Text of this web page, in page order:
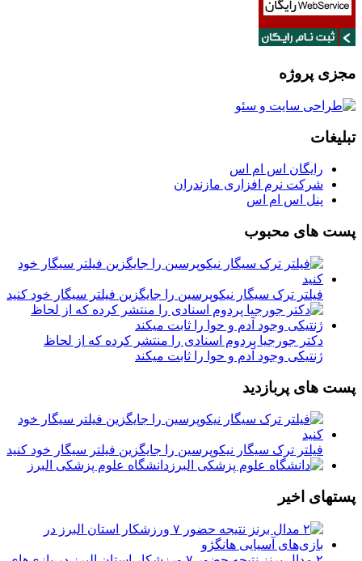
مجزی پروژه
تبلیغات
رایگان اس ام اس
شرکت نرم افزاری مازندران
پنل اس ام اس
پست های محبوب
فیلتر ترک سیگار نیکوپرسین را جایگزین فیلتر سیگار خود کنید
دکتر جورجیا پردوم اسنادی را منتشر کرده که از لحاظ
ژنتیکی وجود آدم و حوا را ثابت میکند
پست های پربازدید
فیلتر ترک سیگار نیکوپرسین را جایگزین فیلتر سیگار خود کنید
دانشگاه علوم پزشکی البرز
پستهای اخیر